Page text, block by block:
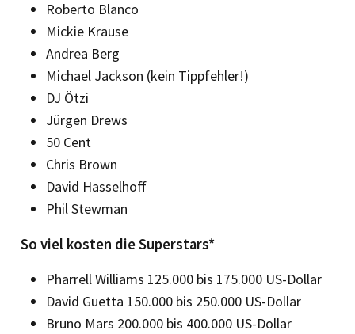
Roberto Blanco
Mickie Krause
Andrea Berg
Michael Jackson (kein Tippfehler!)
DJ Ötzi
Jürgen Drews
50 Cent
Chris Brown
David Hasselhoff
Phil Stewman
So viel kosten die Superstars*
Pharrell Williams 125.000 bis 175.000 US-Dollar
David Guetta 150.000 bis 250.000 US-Dollar
Bruno Mars 200.000 bis 400.000 US-Dollar